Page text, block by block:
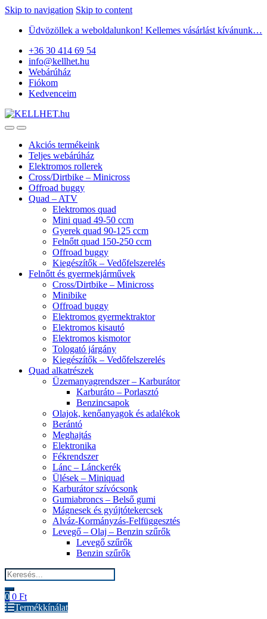
Skip to navigation Skip to content
Üdvözöllek a weboldalunkon! Kellemes vásárlást kívánunk…
+36 30 414 69 54
info@kellhet.hu
Webárúház
Fiókom
Kedvenceim
Akciós termékeink
Teljes webárúház
Elektromos rollerek
Cross/Dirtbike – Minicross
Offroad buggy
Quad – ATV
Elektromos quad
Mini quad 49-50 ccm
Gyerek quad 90-125 ccm
Felnőtt quad 150-250 ccm
Offroad buggy
Kiegészítők – Vedőfelszerelés
Felnőtt és gyermekjárművek
Cross/Dirtbike – Minicross
Minibike
Offroad buggy
Elektromos gyermektraktor
Elektromos kisautó
Elektromos kismotor
Tologató járgány
Kiegészítők – Vedőfelszerelés
Quad alkatrészek
Üzemanyagrendszer – Karburátor
Karburáto – Porlasztó
Benzincsapok
Olajok, kenőanyagok és adalékok
Berántó
Meghajtás
Elektronika
Fékrendszer
Lánc – Lánckerék
Ülések – Miniquad
Karburátor szívócsonk
Gumiabroncs – Belső gumi
Mágnesek és gyújtótekercsek
Alváz-Kormányzás-Felfüggesztés
Levegő – Olaj – Benzin szűrők
Levegő szűrők
Benzin szűrők
Search
for:
0 0 Ft
Termékkínálat